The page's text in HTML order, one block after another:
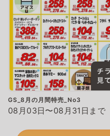
GS_8月の月間特売_No3
08月03日〜08月31日まで